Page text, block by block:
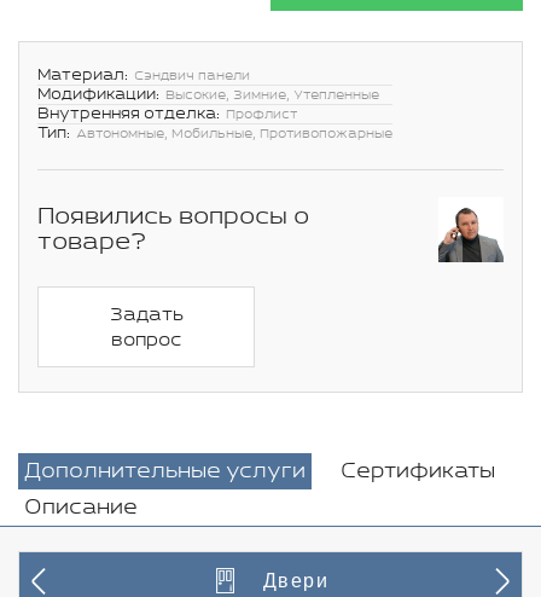
Материал: Сэндвич панели
Модификации: Высокие, Зимние, Утепленные
Внутренняя отделка: Профлист
Тип: Автономные, Мобильные, Противопожарные
Появились вопросы о
товаре?
Задать
вопрос
Дополнительные услуги
Сертификаты
Описание
Двери